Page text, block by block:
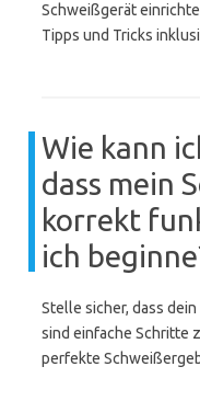
Schweißgerät
Tipps und Tricks
Wie kann
dass mein
korrekt
ich
Stelle sicher, dass
sind einfache Schritte
perfekte